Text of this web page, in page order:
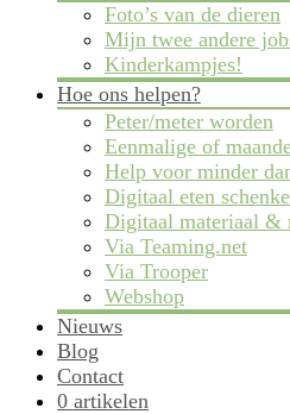
Foto’s van de dieren
Mijn twee andere
Kinderkampjes!
Hoe ons helpen?
Peter/meter worden
Eenmalige of
Help voor minder
Digitaal eten
Digitaal materiaal &
Via Teaming.net
Via Trooper
Webshop
Nieuws
Blog
Contact
0 artikelen